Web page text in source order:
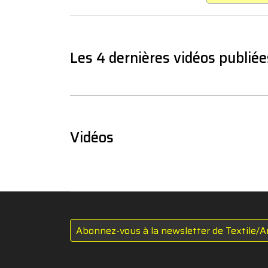
Les 4 dernières vidéos
Vidéos
Abonnez-vous à la newsletter de Textile/